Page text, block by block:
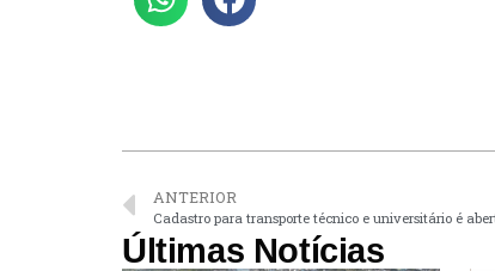
ANTERIOR
Cadastro para transporte técnico e universitário é
Últimas Notícias